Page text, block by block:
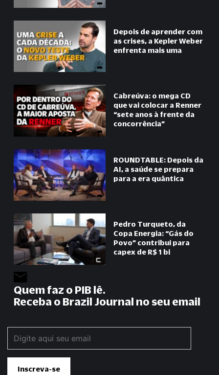
Depois de aprender com
as crises, a Kepler Weber
enfrenta mais uma
Cabreúva: o mega CD
que vai colocar a Renner
“sete anos à frente da
concorrência”
ROUNDTABLE: Depois da
AI, a saúde se prepara
para a era quântica
Pedro Turqueto, da
Copa Energia: “Gás do
Povo” contribui para
capex de R$ 1 bi
Quem faz o PIB lê.
Receba o Brazil Journal no seu email